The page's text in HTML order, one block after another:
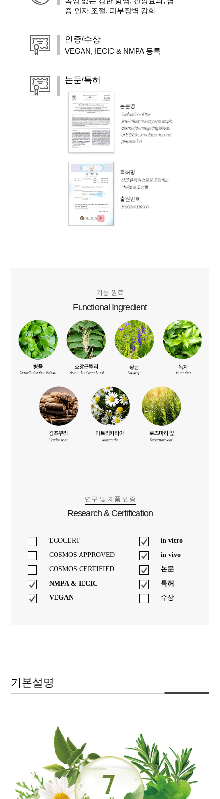
증 인자 조절, 피부장벽 강화
인증/수상
VEGAN, IECIC & NMPA 등록
논문/특허
기능 원료
Functional Ingredient
연구 및 제품 인증
Research & Certification
ECOCERT
in vitro
COSMOS APPROVED
in vivo
COSMOS CERTIFIED
논문
NMPA & IECIC
특허
VEGAN
수상
기본설명